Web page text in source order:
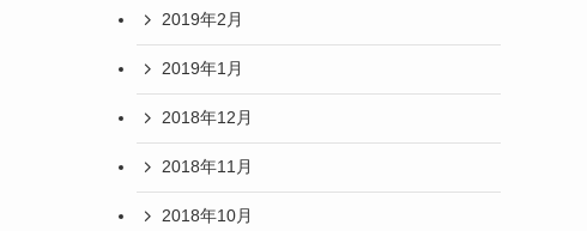
2019年2月
2019年1月
2018年12月
2018年11月
2018年10月